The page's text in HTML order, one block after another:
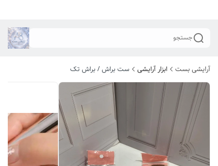
جستجو
آرایشی بست ابزار آرایشی ست براش / براش تک